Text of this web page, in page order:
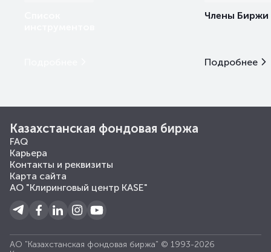
Члены Биржи
Подробнее
Казахстанская фондовая биржа
FAQ
Карьера
Контакты и реквизиты
Карта сайта
АО "Клиринговый центр KASE"
АО "Казахстанская фондовая биржа" © 1993-2026